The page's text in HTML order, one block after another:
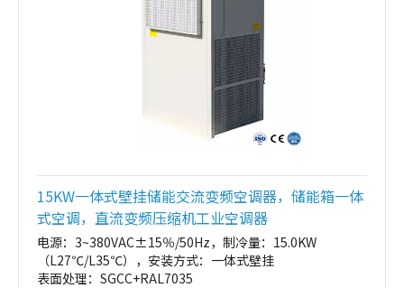
15KW一体式壁挂储能交流变频空调器，储能箱一体
式空调，直流变频压缩机工业空调器
电源：3~380VAC±15％/50Hz，制冷量：15.0KW
（L27℃/L35℃），安装方式：一体式壁挂
表面处理：SGCC+RAL7035